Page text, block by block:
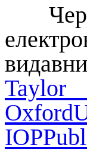
Taylor
Oxford
IOP